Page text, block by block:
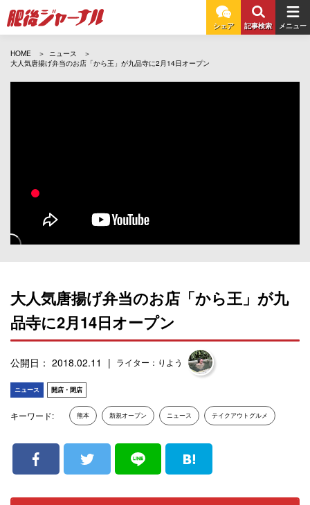
シェア 記事検索 メニュー
HOME
ニュース
大人気唐揚げ弁当のお店「から王」が九品寺に2月14日オープン
大人気唐揚げ弁当のお店「から王」が九
品寺に2月14日オープン
公開日： 2018.02.11 ライター：りよう
ニュース 開店・閉店
キーワード: 熊本 新規オープン ニュース テイクアウトグルメ